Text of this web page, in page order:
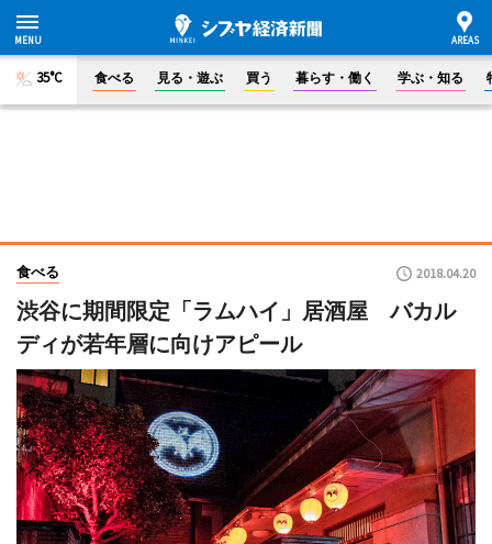
35°C 食べる 見る・遊ぶ 買う 暮らす・働く 学ぶ・知る
食べる 2018.04.20
渋谷に期間限定「ラムハイ」居酒屋 バカル
ディが若年層に向けアピール